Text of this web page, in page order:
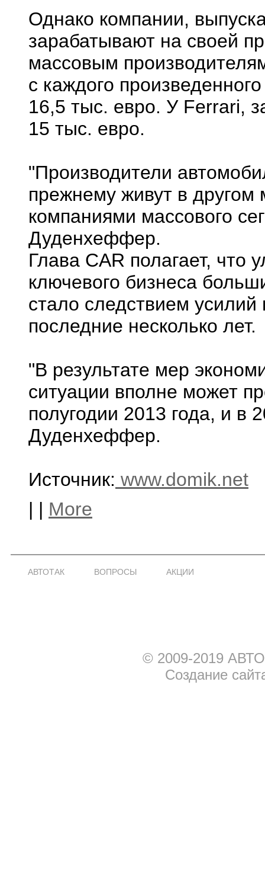
Однако компании,
зарабатывают на своей
массовым
с каждого
16,5 тыс. евро. У Ferrari,
15 тыс. евро.
"Производители
прежнему живут в
компаниями массового
Дуденхеффер.
Глава CAR полагает, что
ключевого бизнеса
стало следствием
последние несколько лет.
"В результате мер
ситуации вполне может
полугодии 2013 года, и в
Дуденхеффер.
Источник: www.domik.net
| | More
АВТОТАК ВОПРОСЫ АКЦИИ
© 2009-2019
Создание